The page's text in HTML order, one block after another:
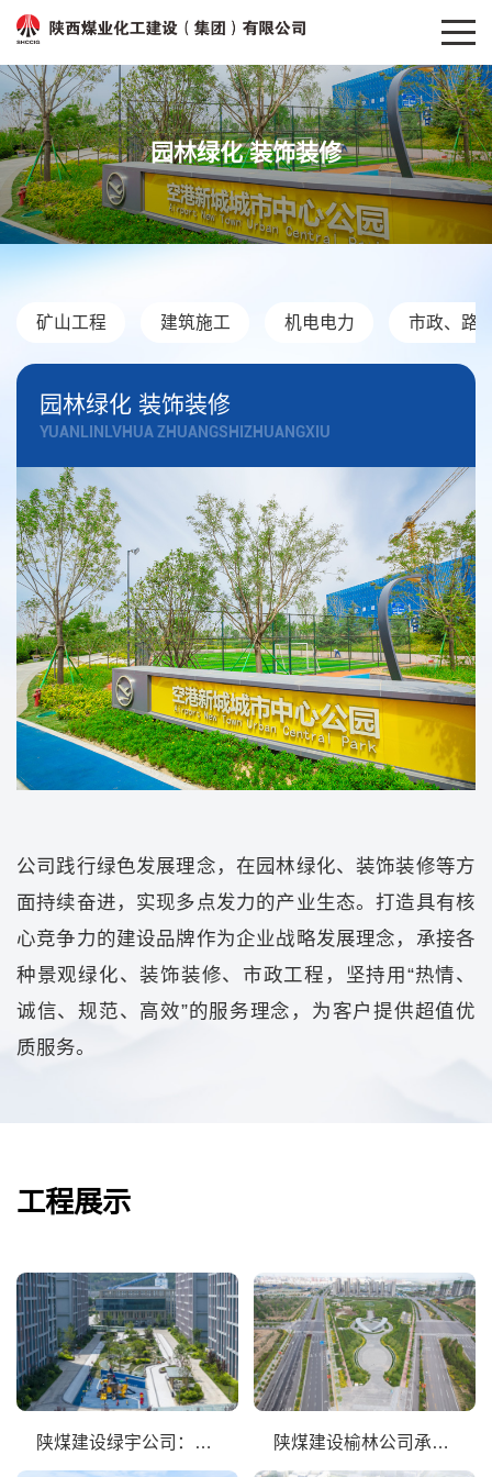
园林绿化 装饰装修
矿山工程 建筑施工 机电电力 市政、路
园林绿化 装饰装修
YUANLINLVHUA ZHUANGSHIZHUANGXIU
公司践行绿色发展理念，在园林绿化、装饰装修等方
面持续奋进，实现多点发力的产业生态。打造具有核
心竞争力的建设品牌作为企业战略发展理念，承接各
种景观绿化、装饰装修、市政工程，坚持用“热情、
诚信、规范、高效”的服务理念，为客户提供超值优
质服务。
工程展示
陕煤建设绿宇公司：全力以赴打好安全生产“主动仗” 陕煤建设榆林公司承建的科创新城同慧公园项目顺利通过竣工验收